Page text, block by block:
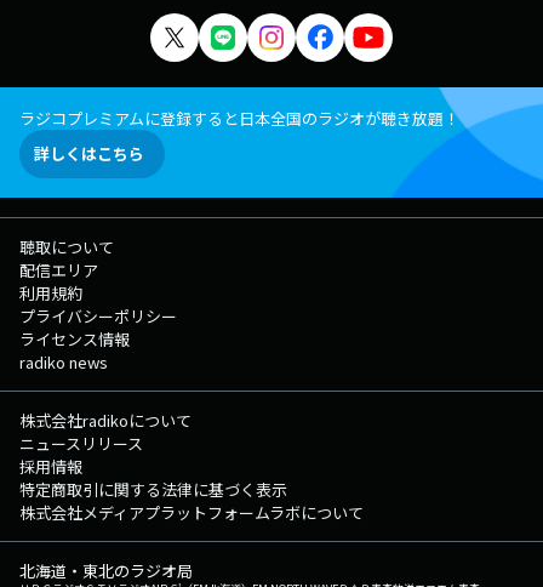
ラジコプレミアムに登録すると日本全国のラジオが聴き放題！
詳しくはこちら
聴取について
配信エリア
利用規約
プライバシーポリシー
ライセンス情報
radiko news
株式会社radikoについて
ニュースリリース
採用情報
特定商取引に関する法律に基づく表示
株式会社メディアプラットフォームラボについて
北海道・東北のラジオ局